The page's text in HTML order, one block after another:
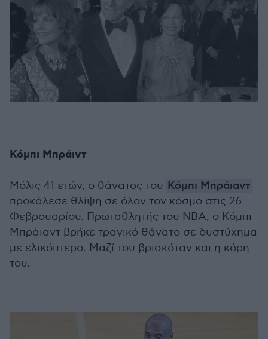
Κόμπι Μπράιντ
Μόλις 41 ετών, ο θάνατος του Κόμπι Μπράιαντ
προκάλεσε θλίψη σε όλον τον κόσμο στις 26
Φεβρουαρίου. Πρωταθλητής του NBA, ο Κόμπι
Μπράιαντ βρήκε τραγικό θάνατο σε δυστύχημα
με ελικόπτερο. Μαζί του βρισκόταν και η κόρη
του.